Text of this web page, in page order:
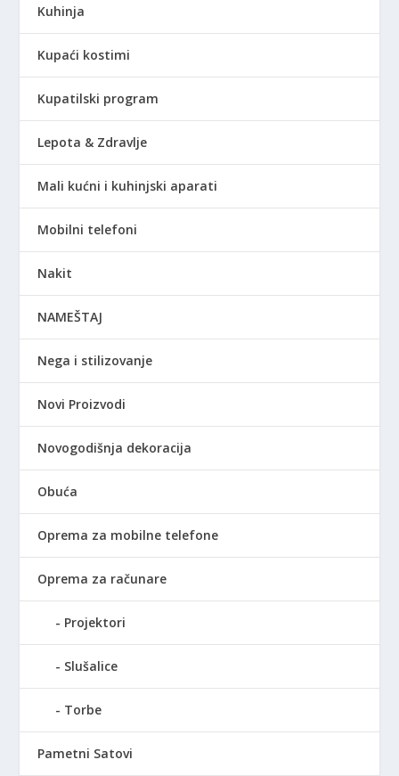
Kuhinja
Kupaći kostimi
Kupatilski program
Lepota & Zdravlje
Mali kućni i kuhinjski aparati
Mobilni telefoni
Nakit
NAMEŠTAJ
Nega i stilizovanje
Novi Proizvodi
Novogodišnja dekoracija
Obuća
Oprema za mobilne telefone
Oprema za računare
Projektori
Slušalice
Torbe
Pametni Satovi